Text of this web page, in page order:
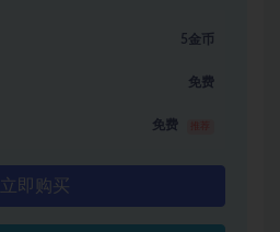
5金币
免费
免费
立即购买